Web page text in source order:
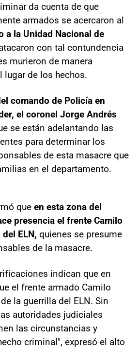
da cuenta de que
armados se acercaron al
a la Unidad Nacional de
con tal contundencia
murieron de manera
lugar de los hechos.
comando de Policía en
el coronel Jorge Andrés
se están adelantando las
para determinar los
de esta masacre que
en el departamento.
que en esta zona del
presencia el frente Camilo
ELN, quienes se presume
de la masacre.
indican que en
el frente armado Camilo
la guerrilla del ELN. Sin
autoridades judiciales
las circunstancias y
criminal", expresó el alto